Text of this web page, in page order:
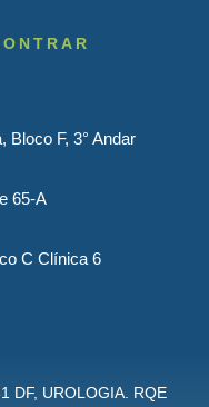
Bloco F, 3° Andar​
65-A
C Clínica 6
DF, UROLOGIA. RQE